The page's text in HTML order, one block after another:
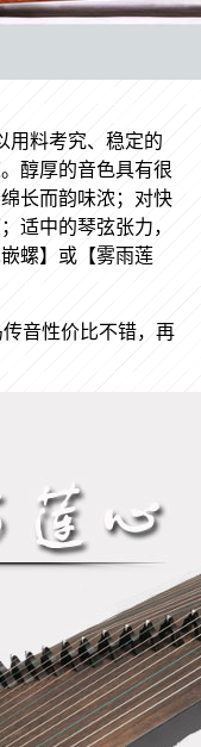
用料考究、稳定的
醇厚的音色具有很
长而韵味浓；对快
适中的琴弦张力，
螺】或【雾雨莲
音性价比不错，再